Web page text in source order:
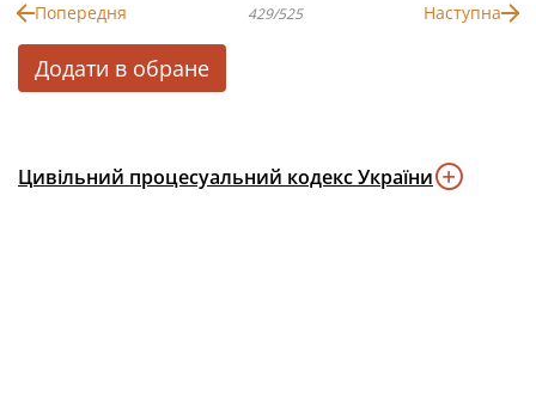
Попередня 429/525 Наступна
Додати в обране
Цивільний процесуальний кодекс України